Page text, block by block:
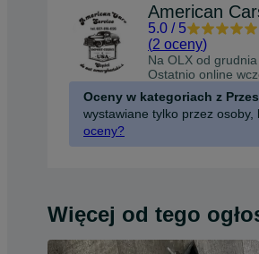
American
5.0 / 5
(2 oceny)
Na OLX od
Ostatnio online
Oceny w kategoriach z
wystawiane tylko przez osoby,
oceny?
Więcej od tego